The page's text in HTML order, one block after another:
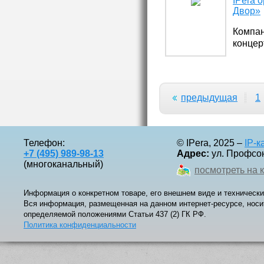
Двор»
предыдущая 1
Телефон:
+7 (495) 989-98-13
(многоканальный)
© IPera, 2025 – IP-
Адрес: ул.
посмотреть на
Информация о конкретном товаре, его внешнем виде и
Вся информация, размещенная на данном интернет-ресурсе,
определяемой положениями Статьи 437 (2) ГК РФ.
Политика конфиденциальности